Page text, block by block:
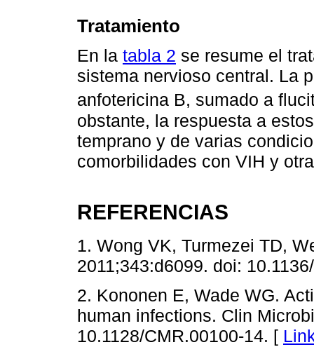
Tratamiento
En la tabla 2 se resume el
sistema nervioso central. La
anfotericina B, sumado a
obstante, la respuesta a
temprano y de varias
comorbilidades con VIH y
REFERENCIAS
1. Wong VK, Turmezei TD,
2011;343:d6099. doi:
2. Kononen E, Wade WG.
human infections. Clin
10.1128/CMR.00100-14. [